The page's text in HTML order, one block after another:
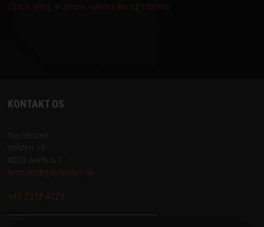
BESTIL
TILBUD
PROFIL
Opbevaring af pinde, hæklenåle og tilbehør
KONTAKT OS
kontakt@garnkisten.dk
+45 2332 4423